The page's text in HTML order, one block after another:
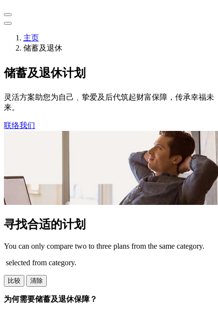
主页
储蓄及退休
储蓄及退休​计划
灵活方案助您为自己﹑挚爱及后代筑起财富保障，传承幸福未
来。​
联络我们
寻找合适的计划
You can only compare two to three plans from the same category.
selected from category.
比较 清除
为何需要储蓄及退休保障？